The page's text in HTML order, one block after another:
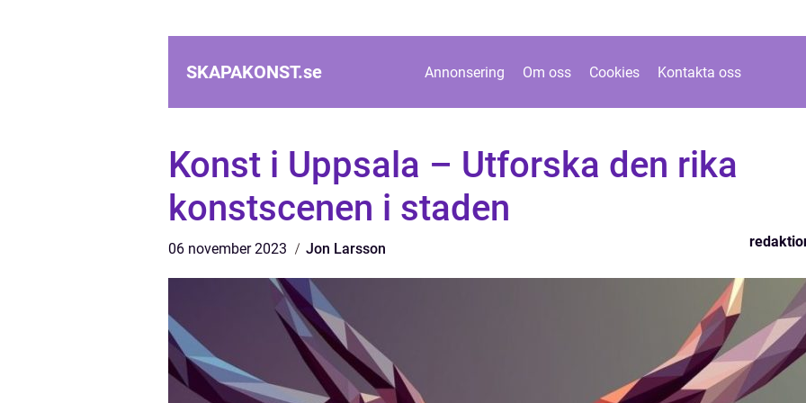
SKAPAKONST.se Annonsering Om oss Cookies Kontakta oss
Konst i Uppsala – Utforska den rika
konstscenen i staden
06 november 2023 Jon Larsson